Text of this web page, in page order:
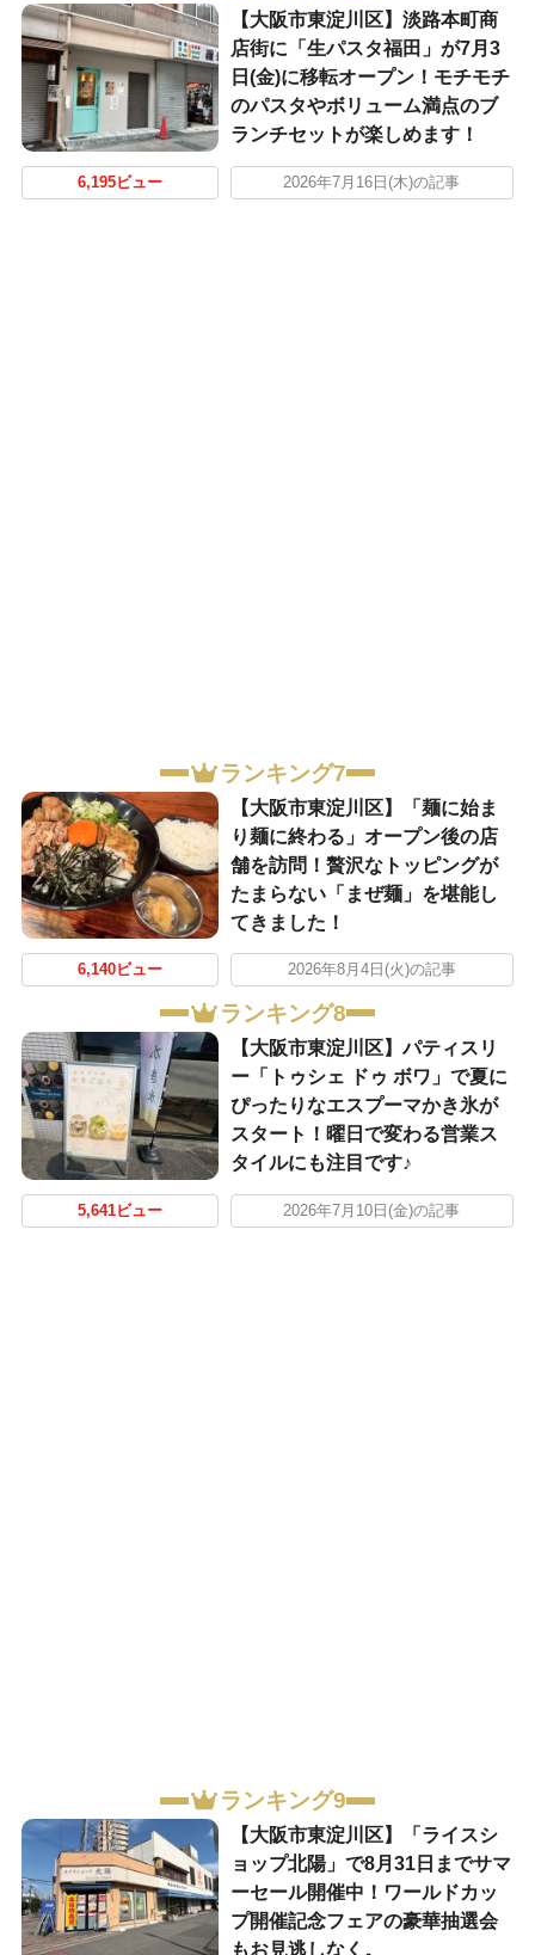
【大阪市東淀川区】淡路本町商
店街に「生パスタ福田」が7月3
日(金)に移転オープン！モチモチ
のパスタやボリューム満点のブ
ランチセットが楽しめます！
6,195ビュー 2026年7月16日(木)の記事
ランキング7
【大阪市東淀川区】「麺に始ま
り麺に終わる」オープン後の店
舗を訪問！贅沢なトッピングが
たまらない「まぜ麺」を堪能し
てきました！
6,140ビュー 2026年8月4日(火)の記事
ランキング8
【大阪市東淀川区】パティスリ
ー「トゥシェ ドゥ ボワ」で夏に
ぴったりなエスプーマかき氷が
スタート！曜日で変わる営業ス
タイルにも注目です♪
5,641ビュー 2026年7月10日(金)の記事
ランキング9
【大阪市東淀川区】「ライスシ
ョップ北陽」で8月31日までサマ
ーセール開催中！ワールドカッ
プ開催記念フェアの豪華抽選会
もお見逃しなく。